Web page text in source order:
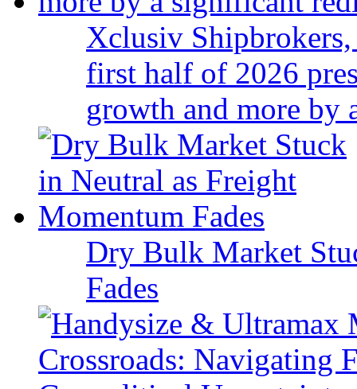
Xclusiv
first half of 2026
growth and more
Dry Bulk Market
Fades